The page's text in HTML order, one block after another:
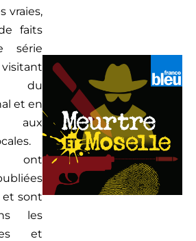
vraies,
faits
série
du
et en
aux
ont
et sont
les
et